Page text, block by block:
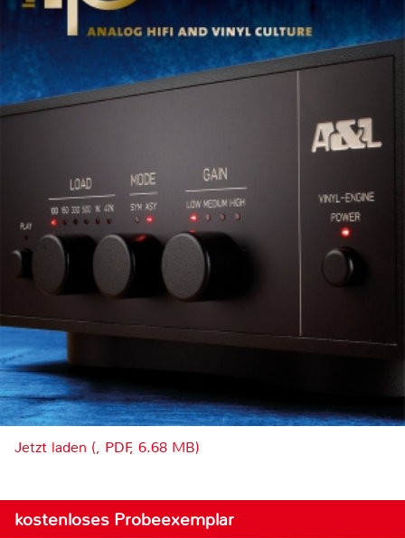
Jetzt laden (, PDF, 6.68 MB)
kostenloses Probeexemplar